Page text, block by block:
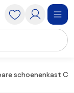
schoenenkast